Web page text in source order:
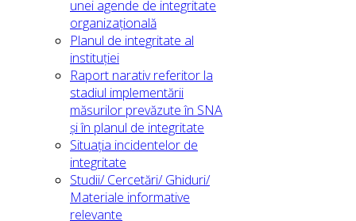
unei agende de integritate
organizațională
Planul de integritate al
instituției
Raport narativ referitor la
stadiul implementării
măsurilor prevăzute în SNA
și în planul de integritate
Situația incidentelor de
integritate
Studii/ Cercetări/ Ghiduri/
Materiale informative
relevante